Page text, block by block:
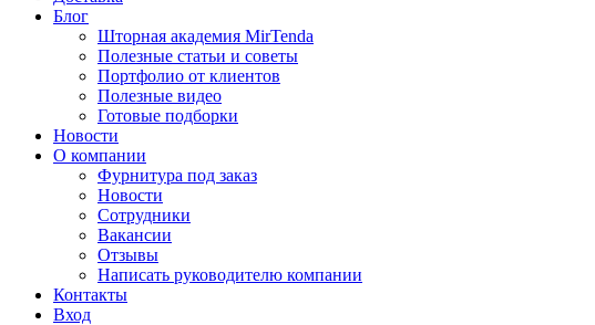
Блог
Шторная академия MirTenda
Полезные статьи и советы
Портфолио от клиентов
Полезные видео
Готовые подборки
Новости
О компании
Фурнитура под заказ
Новости
Сотрудники
Вакансии
Отзывы
Написать руководителю компании
Контакты
Вход